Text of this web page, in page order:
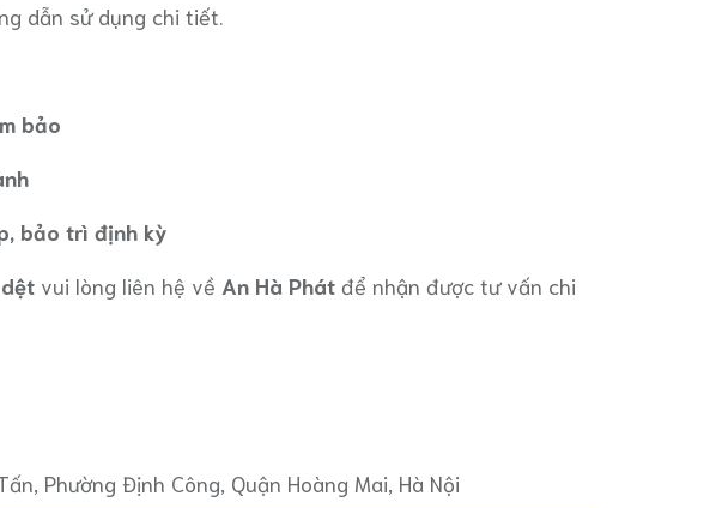
dẫn sử dụng chi tiết.
bảo
bảo trì định kỳ
vui lòng liên hệ về An Hà Phát để nhận được tư vấn chi
Phường Định Công, Quận Hoàng Mai, Hà Nội